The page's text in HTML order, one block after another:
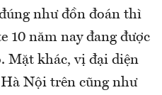
như đồn đoán thì
10 năm nay đang được
Mặt khác, vị đại diện
Nội trên cũng như